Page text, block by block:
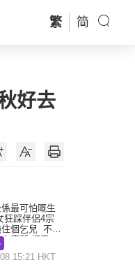
繁 简
好去
最可怕嘅生
狂踩伴侶4宗
個乞兒 不解
廁所 網民一
15:21 HKT